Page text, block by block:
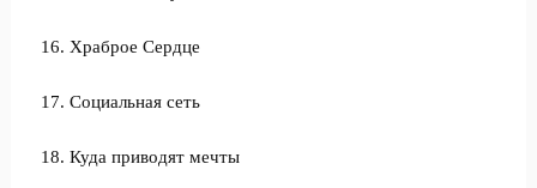
16. Храброе Сердце
17. Социальная сеть
18. Куда приводят мечты